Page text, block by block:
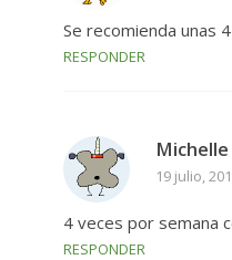
Se recomienda unas
RESPONDER
19 julio,
4 veces por semana
RESPONDER